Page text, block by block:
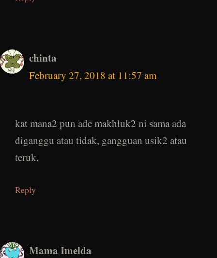
chinta
February 27, 2018 at 11:57 am
kat mana2 pun ade makhluk2 ni sama ada
diganggu atau tidak, gangguan usik2 atau
teruk.
Reply
Mama Imelda